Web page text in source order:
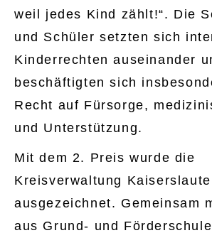
weil jedes Kind zählt!“. Die
und Schüler setzten sich
Kinderrechten auseinander
beschäftigten sich
Recht auf Fürsorge,
und Unterstützung.
Mit dem 2. Preis wurde die
Kreisverwaltung
ausgezeichnet. Gemeinsam
aus Grund- und